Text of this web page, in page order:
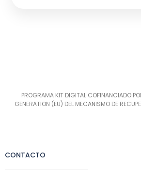
PROGRAMA KIT DIGITAL COFINANCIADO
GENERATION (EU) DEL MECANISMO DE
CONTACTO